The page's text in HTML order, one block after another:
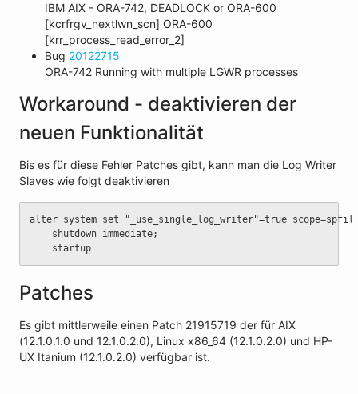
IBM AIX - ORA-742, DEADLOCK or ORA-600
[kcrfrgv_nextlwn_scn] ORA-600
[krr_process_read_error_2]
Bug 20122715
ORA-742 Running with multiple LGWR processes
Workaround - deaktivieren der
neuen Funktionalität
Bis es für diese Fehler Patches gibt, kann man die Log Writer
Slaves wie folgt deaktivieren
alter system set "_use_single_log_writer"=true
	shutdown immediate;
	startup
Patches
Es gibt mittlerweile einen Patch 21915719 der für AIX
(12.1.0.1.0 und 12.1.0.2.0), Linux x86_64 (12.1.0.2.0) und HP-
UX Itanium (12.1.0.2.0) verfügbar ist.